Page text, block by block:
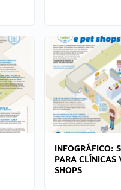
INFOGRÁFICO:
PARA CLÍNICAS
SHOPS